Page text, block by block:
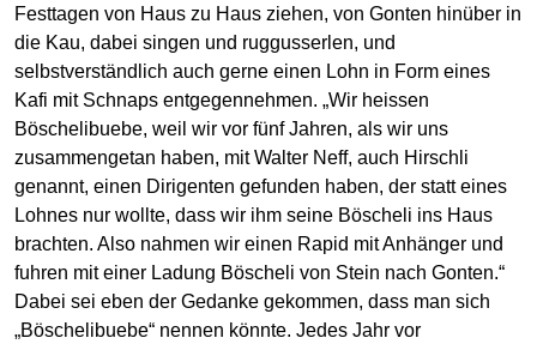
Festtagen von Haus zu Haus ziehen, von Gonten hinüber in
die Kau, dabei singen und ruggusserlen, und
selbstverständlich auch gerne einen Lohn in Form eines
Kafi mit Schnaps entgegennehmen. „Wir heissen
Böschelibuebe, weil wir vor fünf Jahren, als wir uns
zusammengetan haben, mit Walter Neff, auch Hirschli
genannt, einen Dirigenten gefunden haben, der statt eines
Lohnes nur wollte, dass wir ihm seine Böscheli ins Haus
brachten. Also nahmen wir einen Rapid mit Anhänger und
fuhren mit einer Ladung Böscheli von Stein nach Gonten.“
Dabei sei eben der Gedanke gekommen, dass man sich
„Böschelibuebe“ nennen könnte. Jedes Jahr vor